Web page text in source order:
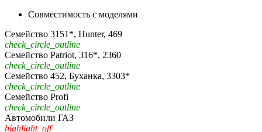
Совместимость с моделями
Семейство 3151*, Hunter, 469
check_circle_outline
Семейство Patriot, 316*, 2360
check_circle_outline
Семейство 452, Буханка, 3303*
check_circle_outline
Семейство Profi
check_circle_outline
Автомобили ГАЗ
highlight_off